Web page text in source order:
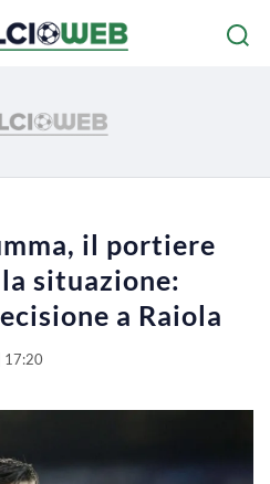
il portiere
situazione:
a Raiola
17:20